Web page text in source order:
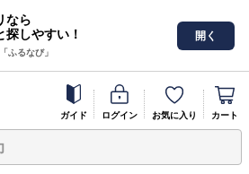
なら
しやすい！
ふるなび」
開く
ガイド ログイン お気に入り カート